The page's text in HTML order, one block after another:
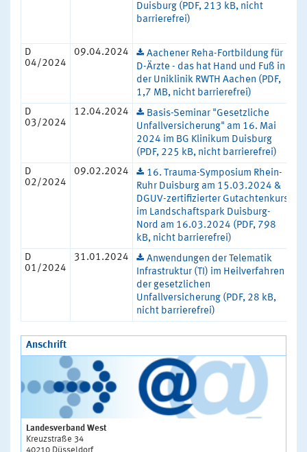
Duisburg (PDF, 213 kB, nicht
barrierefrei)
D
04/2024
09.04.2024
Aachener Reha-Fortbildung für
D-Ärzte - das hat Hand und Fuß in
der Uniklinik RWTH Aachen (PDF,
1,7 MB, nicht barrierefrei)
D
03/2024
12.04.2024
Basis-Seminar "Gesetzliche
Unfallversicherung" am 16. Mai
2024 im BG Klinikum Duisburg
(PDF, 225 kB, nicht barrierefrei)
D
02/2024
09.02.2024
16. Trauma-Symposium Rhein-
Ruhr Duisburg am 15.03.2024 &
DGUV-zertifizierter Gutachtenkurs
im Landschaftspark Duisburg-
Nord am 16.03.2024 (PDF, 798
kB, nicht barrierefrei)
D
01/2024
31.01.2024
Anwendungen der Telematik
Infrastruktur (TI) im Heilverfahren
der gesetzlichen
Unfallversicherung (PDF, 28 kB,
nicht barrierefrei)
Anschrift
Landesverband West
Kreuzstraße 34
40210 Düsseldorf